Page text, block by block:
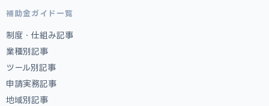
補助金ガイド一覧
制度・仕組み記事
業種別記事
ツール別記事
申請実務記事
地域別記事